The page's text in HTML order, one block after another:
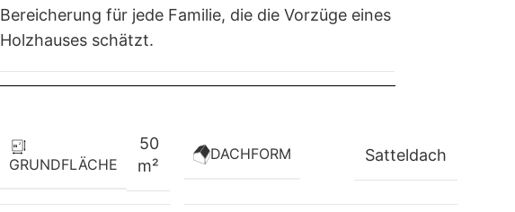
Bereicherung für jede Familie, die die Vorzüge eines
Holzhauses schätzt.
GRUNDFLÄCHE
50
m²
DACHFORM Satteldach